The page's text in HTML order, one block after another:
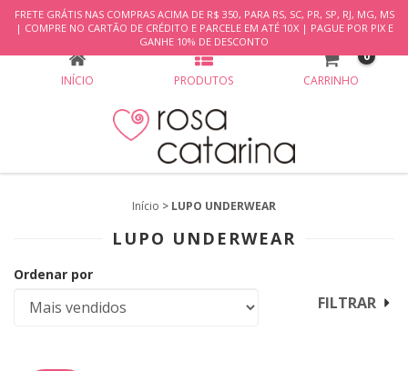
FRETE GRÁTIS NAS COMPRAS ACIMA DE R$ 350, PARA RS, SC, PR, SP, RJ, MG, MS
| COMPRE NO CARTÃO DE CRÉDITO E PARCELE EM ATÉ 10X | PAGUE POR PIX E
GANHE 10% DE DESCONTO
LUPO UNDERWEAR
INÍCIO PRODUTOS CARRINHO
0
Início > LUPO UNDERWEAR
LUPO UNDERWEAR
Ordenar por
FILTRAR